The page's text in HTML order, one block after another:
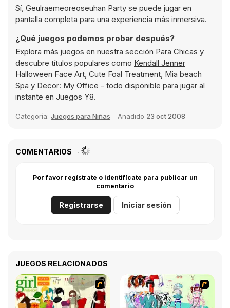
Sí, Geulraemeoreoseuhan Party se puede jugar en
pantalla completa para una experiencia más inmersiva.
¿Qué juegos podemos probar después?
Explora más juegos en nuestra sección Para Chicas y
descubre títulos populares como Kendall Jenner
Halloween Face Art, Cute Foal Treatment, Mia beach
Spa y Decor: My Office - todo disponible para jugar al
instante en Juegos Y8.
Categoría: Juegos para Niñas Añadido 23 oct 2008
COMENTARIOS
Por favor regístrate o identifícate para publicar un
comentario
Registrarse Iniciar sesión
JUEGOS RELACIONADOS